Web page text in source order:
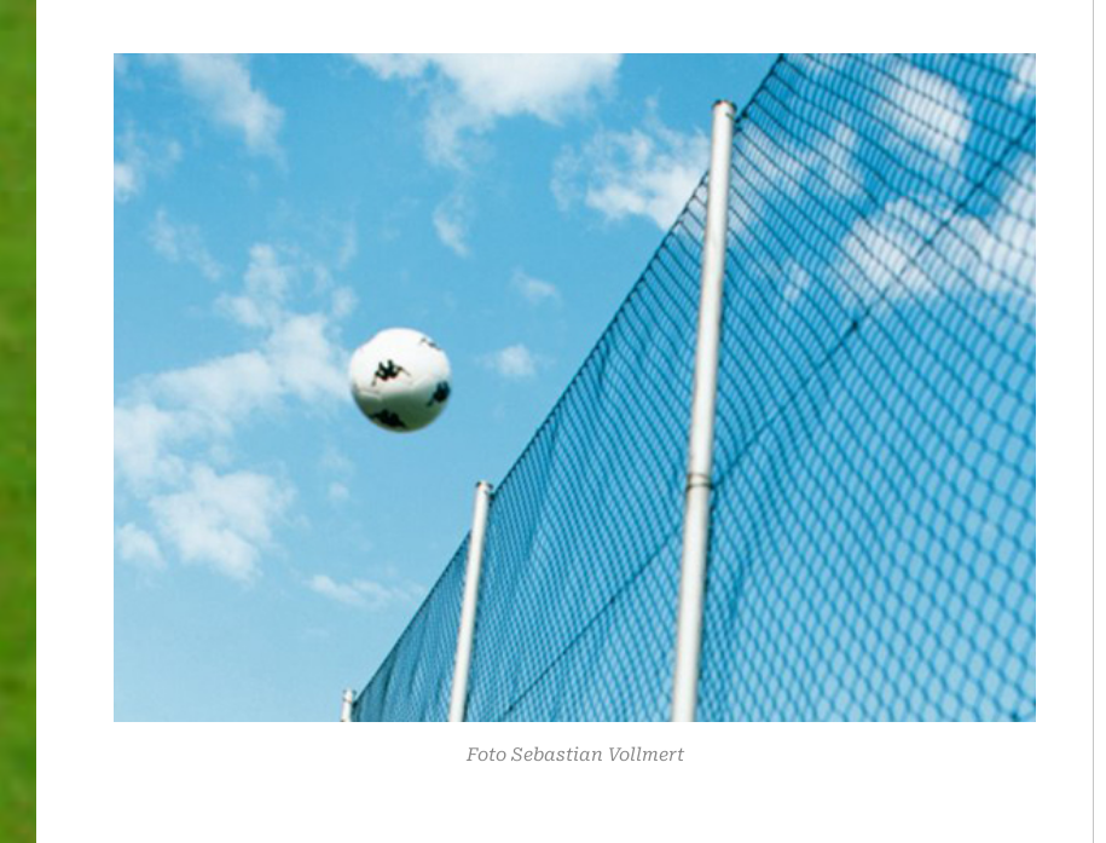
Foto Sebastian Vollmert